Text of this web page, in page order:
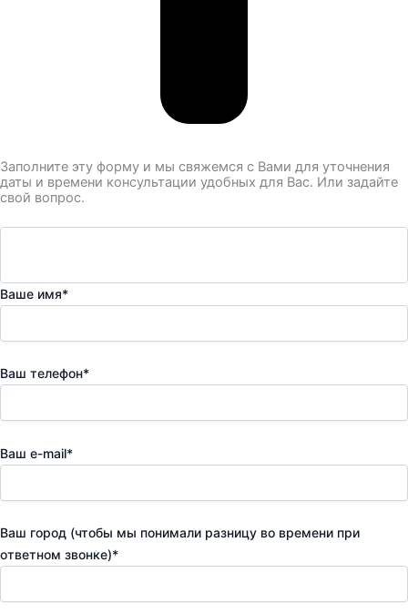
Заполните эту форму и мы свяжемся с Вами для уточнения
даты и времени консультации удобных для Вас. Или задайте
свой вопрос.
Ваше имя*
Ваш телефон*
Ваш e-mail*
Ваш город (чтобы мы понимали разницу во времени при
ответном звонке)*